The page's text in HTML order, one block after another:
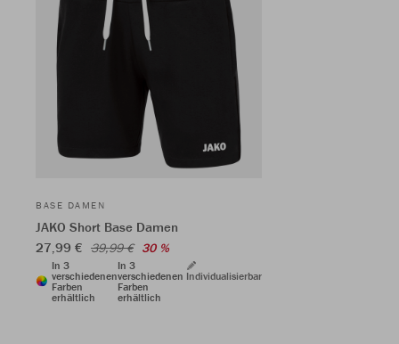
BASE DAMEN
JAKO Short Base Damen
27,99 € 39,99 € 30 %
In 3
verschiedenen
Farben
erhältlich
In 3
verschiedenen
Farben
erhältlich
Individualisierbar